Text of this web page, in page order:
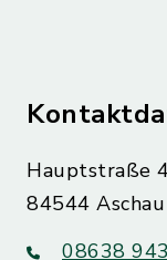
Hauptstraße
84544
08638